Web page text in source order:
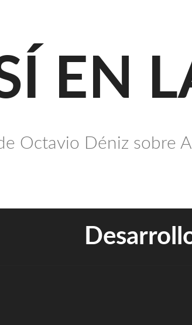
EN
Octavio Déniz sobre